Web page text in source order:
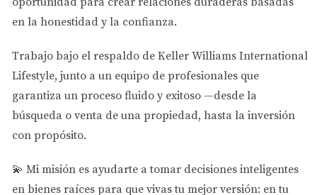
👉 Es cuánto ganas al final.
Un buen posicionamiento puede:
✔️ Atraer más compradores
✔️ Generar múltiples ofertas
✔️ Y ayudarte a vender en mejores términos
LA ESTRATEGIA CORRECTA
en la honestidad y la confianza.
Trabajo bajo el respaldo de Keller Williams International
Lifestyle, junto a un equipo de profesionales que
garantiza un proceso fluido y exitoso —desde la
búsqueda o venta de una propiedad, hasta la inversión
con propósito.
💫 Mi misión es ayudarte a tomar decisiones inteligentes
en bienes raíces para que vivas tu mejor versión: en tu